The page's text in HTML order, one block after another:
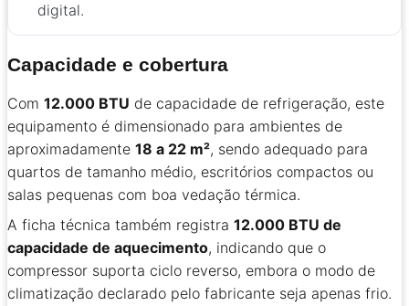
digital.
Capacidade e cobertura
Com 12.000 BTU de capacidade de refrigeração, este
equipamento é dimensionado para ambientes de
aproximadamente 18 a 22 m², sendo adequado para
quartos de tamanho médio, escritórios compactos ou
salas pequenas com boa vedação térmica.
A ficha técnica também registra 12.000 BTU de
capacidade de aquecimento, indicando que o
compressor suporta ciclo reverso, embora o modo de
climatização declarado pelo fabricante seja apenas frio.